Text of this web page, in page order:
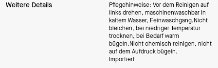
Weitere Details
Pflegehinweise: Vor dem Reinigen auf
links drehen, maschinenwaschbar in
kaltem Wasser, Feinwaschgang.Nicht
bleichen, bei niedriger Temperatur
trocknen, bei Bedarf warm
bügeln.Nicht chemisch reinigen, nicht
auf dem Aufdruck bügeln.
Importiert